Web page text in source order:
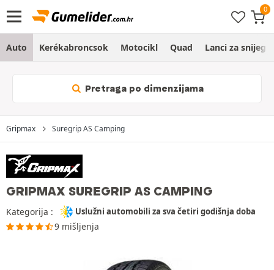
Auto Kerékabroncsok Motocikl Quad Lanci za snijeg
Pretraga po dimenzijama
Gripmax Suregrip AS Camping
GRIPMAX SUREGRIP AS CAMPING
Kategorija : Uslužni automobili za sva četiri godišnja doba
9 mišljenja